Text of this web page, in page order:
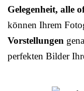
Gelegenheit, alle
können Ihrem
Vorstellungen
perfekten Bilder